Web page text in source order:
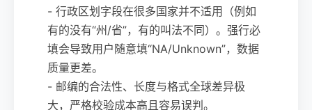
- 行政区划字段在很多国家并不适用（例如
有的没有“州/省”，有的叫法不同）。强行必
填会导致用户随意填“NA/Unknown”，数据
质量更差。
- 邮编的合法性、长度与格式全球差异极
大，严格校验成本高且容易误判。